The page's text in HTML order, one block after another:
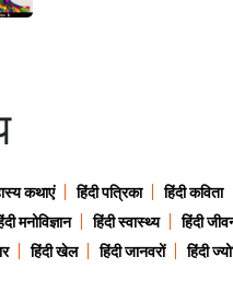
कथाएं हिंदी पत्रिका हिंदी कविता
मनोविज्ञान हिंदी स्वास्थ्य हिंदी
हिंदी खेल हिंदी जानवरों हिंदी